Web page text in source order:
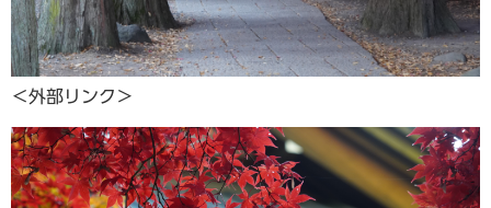
＜外部リンク＞